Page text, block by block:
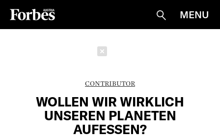
Suche
MENU
CONTRIBUTOR
WOLLEN WIR WIRKLICH
UNSEREN PLANETEN
AUFESSEN?